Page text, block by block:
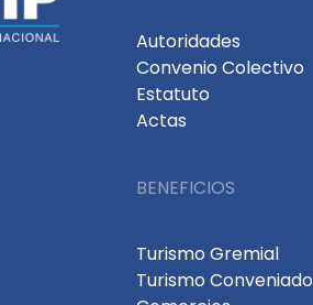
Autoridades
Convenio Colectivo
Estatuto
Actas
BENEFICIOS
Turismo Gremial
Turismo Conveniado